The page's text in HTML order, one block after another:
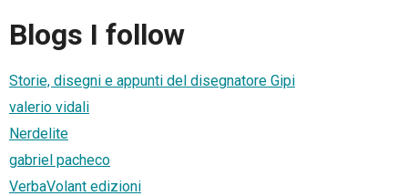
Blogs I follow
Storie, disegni e appunti del disegnatore Gipi
valerio vidali
Nerdelite
gabriel pacheco
VerbaVolant edizioni